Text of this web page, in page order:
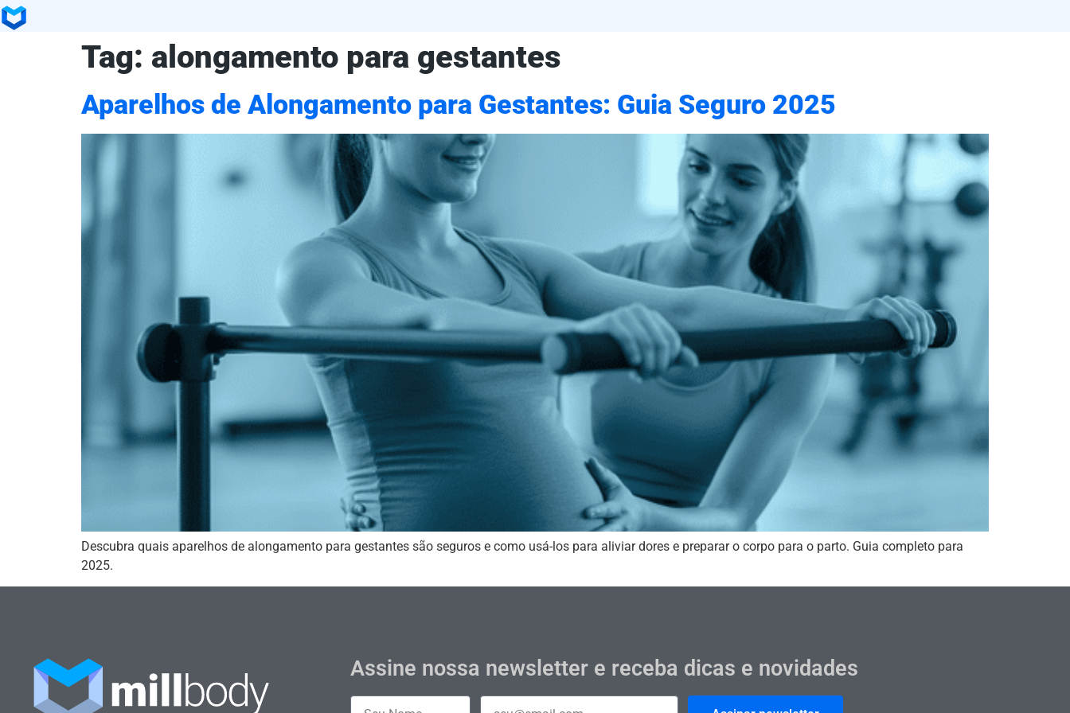
Tag: alongamento para gestantes
Aparelhos de Alongamento para Gestantes: Guia Seguro 2025
Descubra quais aparelhos de alongamento para gestantes são seguros e como usá-los para aliviar dores e preparar o corpo para o parto. Guia completo para
2025.
Assine nossa newsletter e receba dicas e novidades